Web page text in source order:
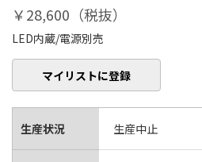
￥28,600（税抜）
LED内蔵/電源別売
マイリストに登録
生産状況 生産中止